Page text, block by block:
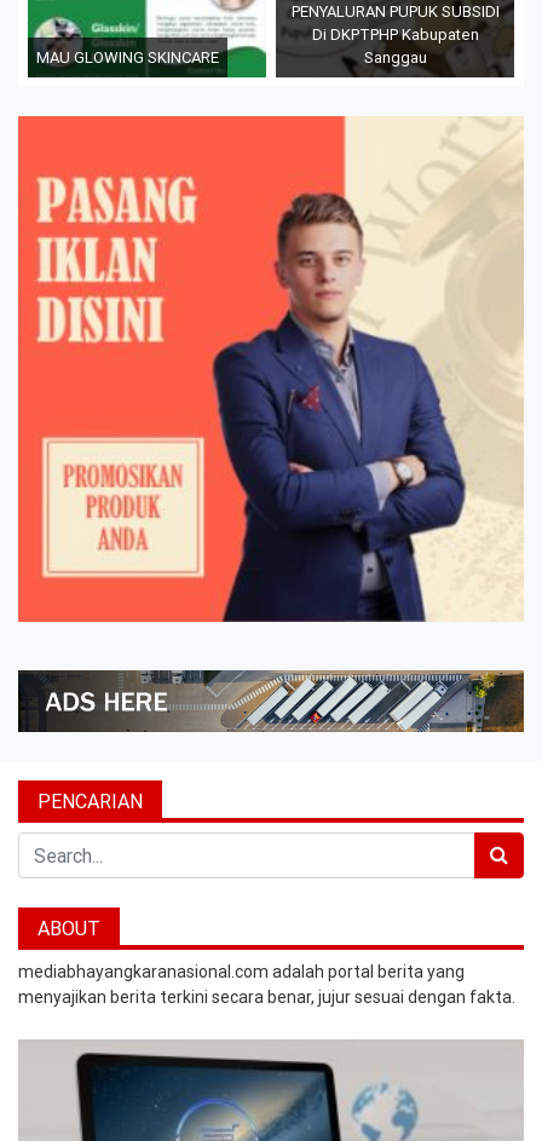
MAU GLOWING SKINCARE
PENYALURAN PUPUK SUBSIDI
Di DKPTPHP Kabupaten
Sanggau
PENCARIAN
Search
ABOUT
mediabhayangkaranasional.com adalah portal berita yang
menyajikan berita terkini secara benar, jujur sesuai dengan fakta.